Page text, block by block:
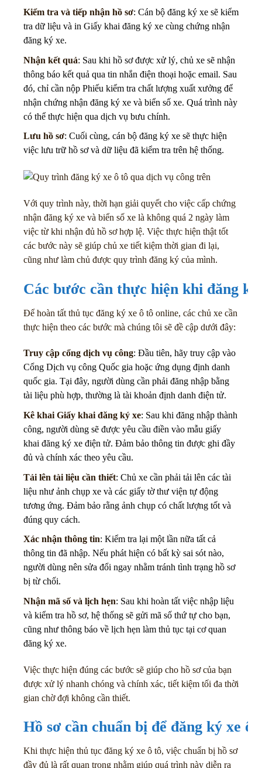
Kiểm tra và tiếp nhận hồ sơ: Cán bộ đăng ký xe sẽ kiểm
tra dữ liệu và in Giấy khai đăng ký xe cùng chứng nhận
đăng ký xe.
Nhận kết quả: Sau khi hồ sơ được xử lý, chủ xe sẽ nhận
thông báo kết quả qua tin nhắn điện thoại hoặc email. Sau
đó, chỉ cần nộp Phiếu kiểm tra chất lượng xuất xưởng để
nhận chứng nhận đăng ký xe và biển số xe. Quá trình này
có thể thực hiện qua dịch vụ bưu chính.
Lưu hồ sơ: Cuối cùng, cán bộ đăng ký xe sẽ thực hiện
việc lưu trữ hồ sơ và dữ liệu đã kiểm tra trên hệ thống.
Với quy trình này, thời hạn giải quyết cho việc cấp chứng
nhận đăng ký xe và biển số xe là không quá 2 ngày làm
việc từ khi nhận đủ hồ sơ hợp lệ. Việc thực hiện thật tốt
các bước này sẽ giúp chủ xe tiết kiệm thời gian đi lại,
cũng như làm chủ được quy trình đăng ký của mình.
Các bước cần thực hiện khi đăng
Để hoàn tất thủ tục đăng ký xe ô tô online, các chủ xe cần
thực hiện theo các bước mà chúng tôi sẽ đề cập dưới đây:
Truy cập cổng dịch vụ công: Đầu tiên, hãy truy cập vào
Cổng Dịch vụ công Quốc gia hoặc ứng dụng định danh
quốc gia. Tại đây, người dùng cần phải đăng nhập bằng
tài liệu phù hợp, thường là tài khoản định danh điện tử.
Kê khai Giấy khai đăng ký xe: Sau khi đăng nhập thành
công, người dùng sẽ được yêu cầu điền vào mẫu giấy
khai đăng ký xe điện tử. Đảm bảo thông tin được ghi đầy
đủ và chính xác theo yêu cầu.
Tải lên tài liệu cần thiết: Chủ xe cần phải tải lên các tài
liệu như ảnh chụp xe và các giấy tờ thư viện tự động
tương ứng. Đảm bảo rằng ảnh chụp có chất lượng tốt và
đúng quy cách.
Xác nhận thông tin: Kiểm tra lại một lần nữa tất cả
thông tin đã nhập. Nếu phát hiện có bất kỳ sai sót nào,
người dùng nên sửa đổi ngay nhằm tránh tình trạng hồ sơ
bị từ chối.
Nhận mã số và lịch hẹn: Sau khi hoàn tất việc nhập liệu
và kiểm tra hồ sơ, hệ thống sẽ gửi mã số thứ tự cho bạn,
cũng như thông báo về lịch hẹn làm thủ tục tại cơ quan
đăng ký xe.
Việc thực hiện đúng các bước sẽ giúp cho hồ sơ của bạn
được xử lý nhanh chóng và chính xác, tiết kiệm tối đa thời
gian chờ đợi không cần thiết.
Hồ sơ cần chuẩn bị để đăng ký xe ô
Khi thực hiện thủ tục đăng ký xe ô tô, việc chuẩn bị hồ sơ
đầy đủ là rất quan trọng nhằm giúp quá trình này diễn ra